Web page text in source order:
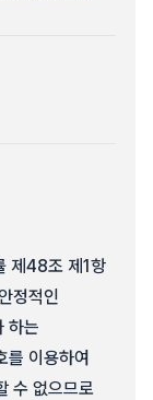
제48조 제1항
정적인
하는
를 이용하여
수 없으므로